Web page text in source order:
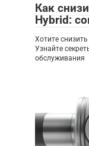
Как
Hybrid:
Хотите
Узнайте
обслуживания